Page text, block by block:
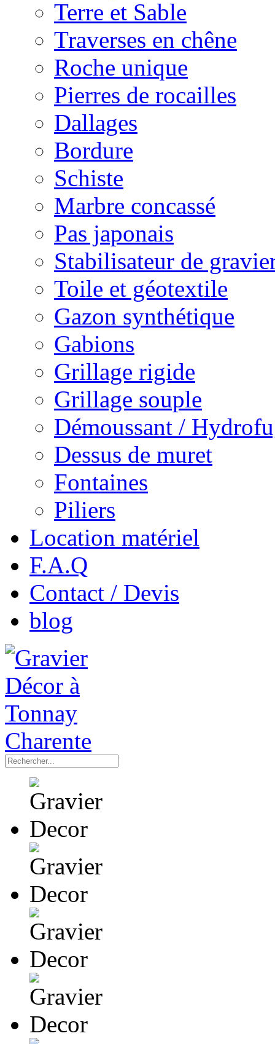
Terre et Sable
Traverses en chêne
Roche unique
Pierres de rocailles
Dallages
Bordure
Schiste
Marbre concassé
Pas japonais
Stabilisateur de
Toile et géotextile
Gazon synthétique
Gabions
Grillage rigide
Grillage souple
Démoussant /
Dessus de muret
Fontaines
Piliers
Location matériel
F.A.Q
Contact / Devis
blog